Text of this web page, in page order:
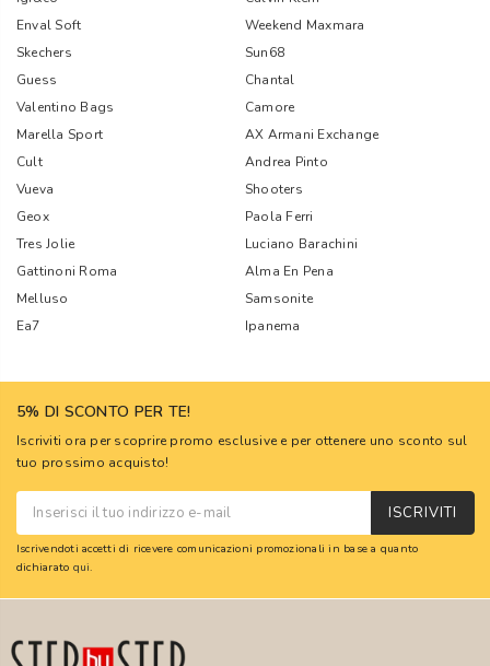
Enval Soft
Weekend Maxmara
Skechers
Sun68
Guess
Chantal
Valentino Bags
Camore
Marella Sport
AX Armani Exchange
Cult
Andrea Pinto
Vueva
Shooters
Geox
Paola Ferri
Tres Jolie
Luciano Barachini
Gattinoni Roma
Alma En Pena
Melluso
Samsonite
Ea7
Ipanema
5% DI SCONTO PER TE!
Iscriviti ora per scoprire promo esclusive e per ottenere uno sconto sul
tuo prossimo acquisto!
ISCRIVITI
Iscrivendoti accetti di ricevere comunicazioni promozionali in base a quanto
dichiarato qui.